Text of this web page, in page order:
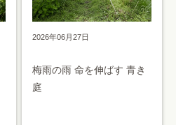
2026年06月27日
梅雨の雨 命を伸ばす 青き
庭